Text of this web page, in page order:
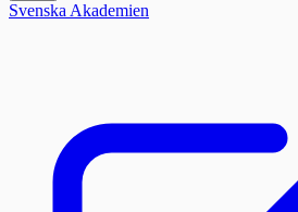
Svenska Akademien